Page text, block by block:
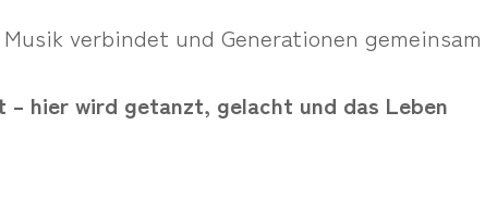
verbindet und Generationen gemeinsam
hier wird getanzt, gelacht und das Leben